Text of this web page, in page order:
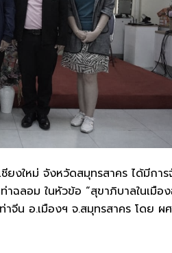
งใหม่ จังหวัดสมุทรสาคร ได้มีการ
าฉลอม ในหัวข้อ “สุขาภิบาลในเมื
าจีน อ.เมืองฯ จ.สมุทรสาคร โดย